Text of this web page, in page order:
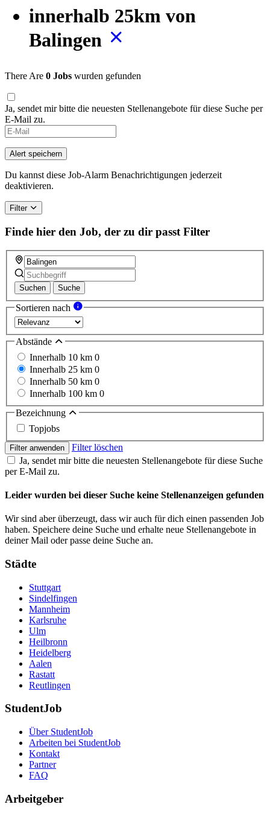
innerhalb 25km von
Balingen
There Are 0 Jobs wurden gefunden
Ja, sendet mir bitte die neuesten Stellenangebote für diese Suche per
E-Mail zu.
If
you
are
a
human,
ignore
field
Alert speichern
Du kannst diese Job-Alarm Benachrichtigungen jederzeit
deaktivieren.
Filter
Finde hier den Job, der zu dir passt Filter
Suchen Suche
Sortieren nach
Abstände
Innerhalb 10 km 0
Innerhalb 25 km 0
Innerhalb 50 km 0
Innerhalb 100 km 0
Bezeichnung
Topjobs
Filter anwenden
Filter löschen
Ja, sendet mir bitte die neuesten Stellenangebote für diese Suche
per E-Mail zu.
Leider wurden bei dieser Suche keine Stellenanzeigen gefunden
Wir sind aber überzeugt, dass wir auch für dich einen passenden Job
haben. Speichere deine Suche und erhalte neue Stellenangebote in
deiner Mail oder passe deine Suche an.
Städte
Stuttgart
Sindelfingen
Mannheim
Karlsruhe
Ulm
Heilbronn
Heidelberg
Aalen
Rastatt
Reutlingen
StudentJob
Über StudentJob
Arbeiten bei StudentJob
Kontakt
Partner
FAQ
Arbeitgeber